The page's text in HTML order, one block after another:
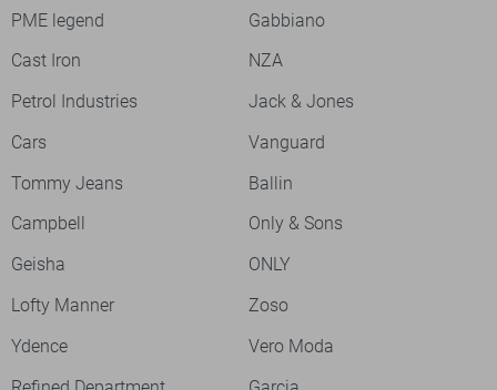
PME legend
Gabbiano
Cast Iron
NZA
Petrol Industries
Jack & Jones
Cars
Vanguard
Tommy Jeans
Ballin
Campbell
Only & Sons
Geisha
ONLY
Lofty Manner
Zoso
Ydence
Vero Moda